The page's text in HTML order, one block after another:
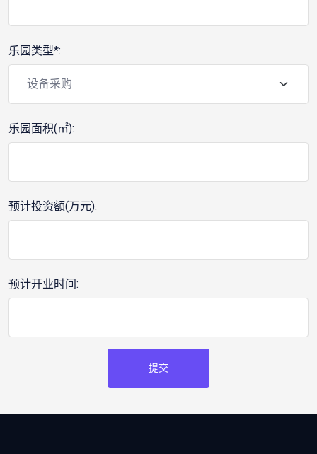
乐园类型*:
乐园面积(㎡):
预计投资额(万元):
预计开业时间:
提交